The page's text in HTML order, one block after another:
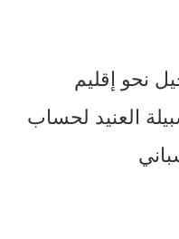
نحو إقليم
العنيد لحساب